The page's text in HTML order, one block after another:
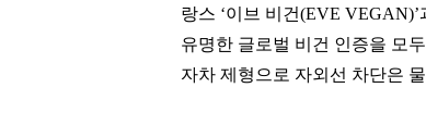
랑스 ‘이브 비건(EVE VEGAN)’
유명한 글로벌 비건 인증을 모
자차 제형으로 자외선 차단은